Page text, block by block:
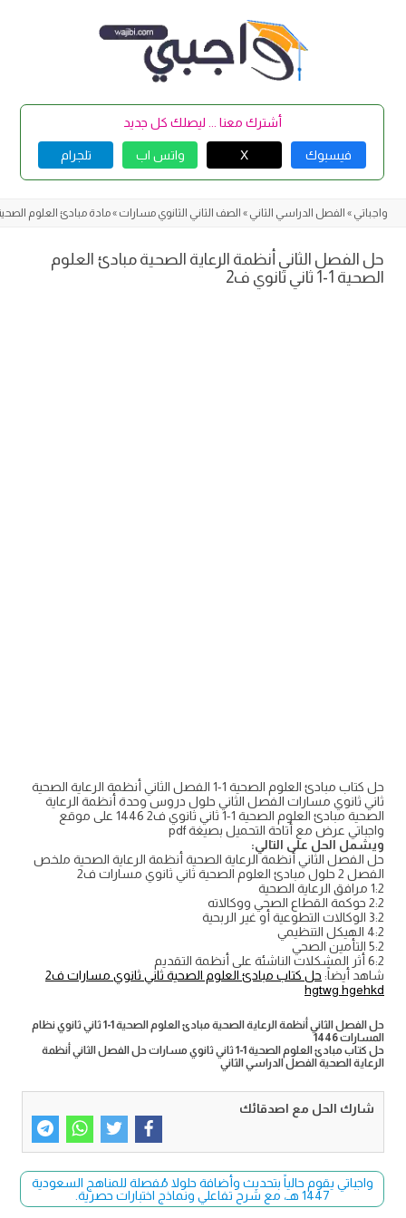
أشترك معنا ... ليصلك كل جديد
فيسبوك X واتس اب تلجرام
واجباتي » الفصل الدراسي الثاني » الصف الثاني الثانوي مسارات »مادة مبادئ العلوم الصحية
حل الفصل الثاني أنظمة الرعاية الصحية مبادئ العلوم
الصحية 1-1 ثاني ثانوي ف2
حل كتاب مبادئ العلوم الصحية 1-1 الفصل الثاني أنظمة الرعاية الصحية
ثاني ثانوي مسارات الفصل الثاني حلول دروس وحدة أنظمة الرعاية
الصحية مبادئ العلوم الصحية 1-1 ثاني ثانوي ف2 1446 على موقع
واجباتي عرض مع أتاحة التحميل بصيغة pdf
ويشمل الحل على التالي:
حل الفصل الثاني أنظمة الرعاية الصحية أنظمة الرعاية الصحية ملخص
الفصل 2 حلول مبادئ العلوم الصحية ثاني ثانوي مسارات ف2
1:2 مرافق الرعاية الصحية
2:2 حوكمة القطاع الصحي ووكالاته
3:2 الوكالات التطوعية أو غير الربحية
4:2 الهيكل التنظيمي
5:2 التأمين الصحي
6:2 أثر المشكلات الناشئة على أنظمة التقديم
شاهد أيضاً:
حل كتاب مبادئ العلوم الصحية ثاني ثانوي مسارات ف2
hgtwg hgehkd
حل الفصل الثاني أنظمة الرعاية الصحية مبادئ العلوم الصحية 1-1 ثاني ثانوي نظام
المسارات 1446
حل كتاب مبادئ العلوم الصحية 1-1 ثاني ثانوي مسارات حل الفصل الثاني أنظمة
الرعاية الصحية الفصل الدراسي الثاني
شارك الحل مع اصدقائك
واجباتي يقوم حالياً بتحديث وأضافة حلولا مُفصلة للمناهج السعودية
1447 هـ، مع شرح تفاعلي ونماذج اختبارات حصرية.